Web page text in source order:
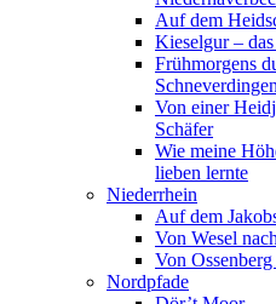
Auf dem
Kieselgur –
Frühmorgens
Schneverdingen
Von einer
Schäfer
Wie meine
lieben lernte
Niederrhein
Auf dem
Von Wesel
Von
Nordpfade